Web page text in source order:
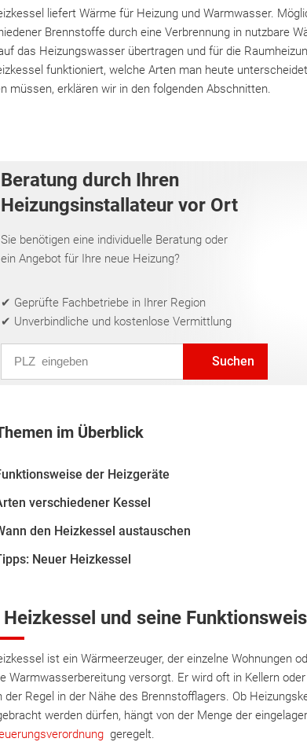
liefert Wärme für Heizung und Warmwasser.
Brennstoffe durch eine Verbrennung in nutzbare
das Heizungswasser übertragen und für die
funktioniert, welche Arten man heute
müssen, erklären wir in den folgenden Abschnitten.
Beratung durch Ihren
Heizungsinstallateur vor Ort
Sie benötigen eine individuelle Beratung oder
ein Angebot für Ihre neue Heizung?
✔ Geprüfte Fachbetriebe in Ihrer Region
✔ Unverbindliche und kostenlose Vermittlung
Suchen
im Überblick
der Heizgeräte
verschiedener Kessel
den Heizkessel austauschen
Neuer Heizkessel
Heizkessel und seine
ist ein Wärmeerzeuger, der einzelne Wohnungen
Warmwasserbereitung versorgt. Er wird oft in Kellern
der Regel in der Nähe des Brennstofflagers. Ob
werden dürfen, hängt von der Menge der
geregelt.